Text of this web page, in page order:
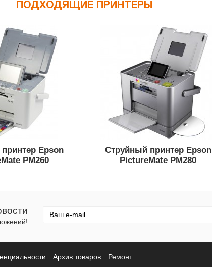
ПОДХОДЯЩИЕ ПРИНТЕРЫ
Epson
PM260
Струйный принтер Epson
PictureMate PM280
Архив товаров
Ремонт